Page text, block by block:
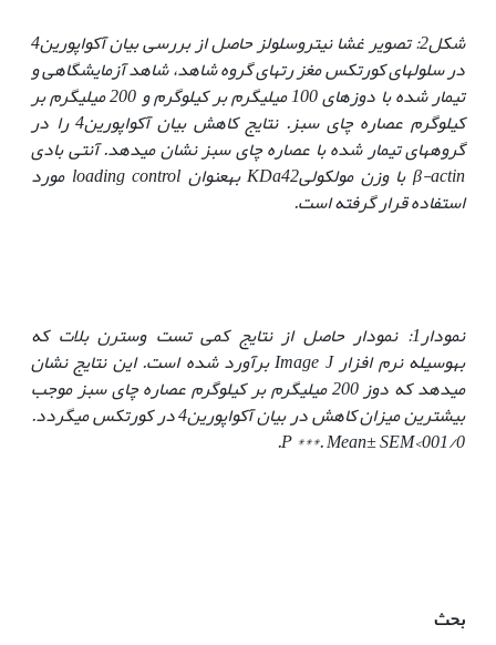
شکل2: تصویر غشا نیتروسلولز حاصل از بررسی بیان آکواپورین4
در سلول­های کورتکس مغز رت‏های گروه شاهد، شاهد آزمایشگاهی و
تیمار شده با دوزهای 100 میلی‏گرم بر کیلوگرم و 200 میلی‏گرم بر
کیلوگرم عصاره چای سبز. نتایج کاهش بیان آکواپورین4 را در
گروه­های تیمار شده با عصاره چای سبز نشان می‏دهد. آنتی بادی
β-actin‌ با وزن مولکولی KDa42 به‏عنوان loading control مورد
استفاده قرار گرفته است.
نمودار1: نمودار حاصل از نتایج کمی تست وسترن بلات که
به‏وسیله نرم افزارImage Jبرآورد شده است. این نتایج نشان
می‏دهد که دوز ‌200 میلی‏گرم بر کیلوگرم عصاره چای سبز موجب
بیشترین میزان کاهش در بیان آکواپورین4 در کورتکس می­گردد.
001/0>
P ***.Mean± SEM
.
بحث